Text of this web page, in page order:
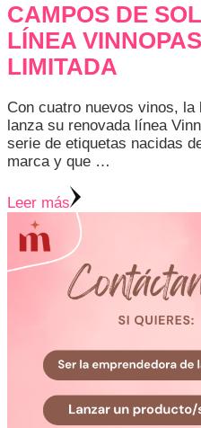
CAMPOS DE
LÍNEA
LIMITADA
Con cuatro nuevos vinos, la
lanza su renovada línea
serie de etiquetas nacidas
marca y que …
Leer más